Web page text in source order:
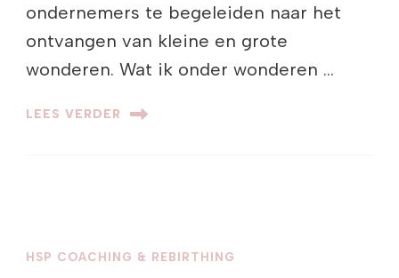
ondernemers te begeleiden naar het
ontvangen van kleine en grote
wonderen. Wat ik onder wonderen …
LEES VERDER
HSP COACHING & REBIRTHING